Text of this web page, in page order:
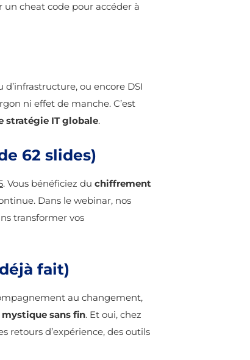
un cheat code pour accéder à
ou encore DSI
ni effet de manche. C’est
stratégie IT globale.
62 slides)
. Vous bénéficiez du chiffrement
Dans le webinar, nos
transformer vos
fait)
au changement,
sans fin. Et oui, chez
retours d’expérience, des outils